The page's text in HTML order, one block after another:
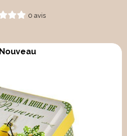
0 avis
Nouveau